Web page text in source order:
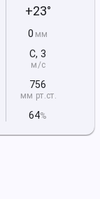
+23°
0 мм
С, 3
м/с
756
мм рт.ст.
64%